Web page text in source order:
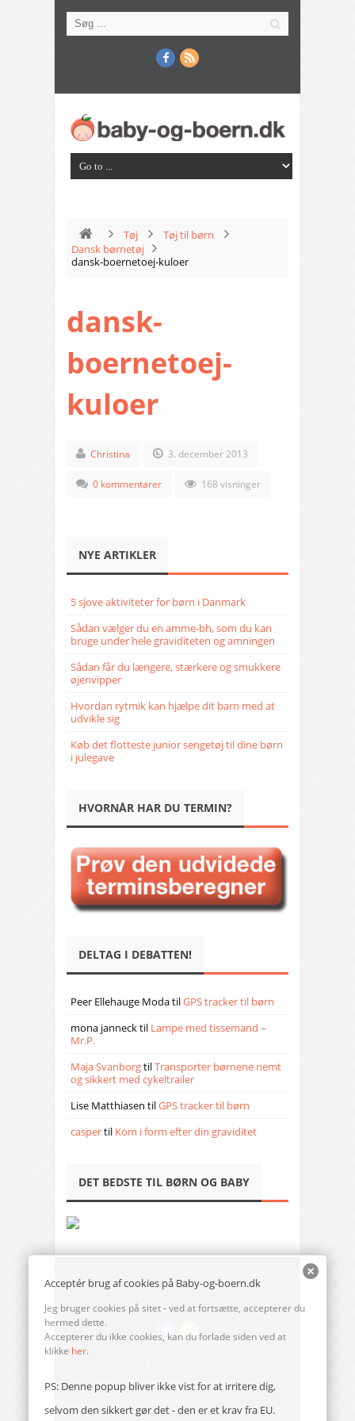
Tøj
Tøj til børn
Dansk børnetøj
dansk-boernetoej-kuloer
dansk-
boernetoej-
kuloer
Christina 3. december 2013
0 kommentarer 168 visninger
NYE ARTIKLER
5 sjove aktiviteter for børn i Danmark
Sådan vælger du en amme-bh, som du kan
bruge under hele graviditeten og amningen
Sådan får du længere, stærkere og smukkere
øjenvipper
Hvordan rytmik kan hjælpe dit barn med at
udvikle sig
Køb det flotteste junior sengetøj til dine børn
i julegave
HVORNÅR HAR DU TERMIN?
DELTAG I DEBATTEN!
Peer Ellehauge ModatilGPS tracker til børn
mona jannecktil Lampe med tissemand –
Mr.P.
Maja SvanborgtilTransporter børnene nemt
og sikkert med cykeltrailer
Lise Matthiasen tilGPS tracker til børn
caspertil Kom i form efter din graviditet
DET BEDSTE TIL BØRN OG BABY
Send en mail til redaktionen
Acceptér brug af cookies på Baby-og-boern.dk
Jeg bruger cookies på sitet - ved at fortsætte, accepterer du
hermed dette.
Accepterer du ikke cookies, kan du forlade siden ved at
klikke her.
PS: Denne popup bliver ikke vist for at irritere dig,
selvom den sikkert gør det - den er et krav fra EU.